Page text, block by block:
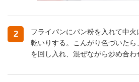
2
フライパンにパン粉を入れて中
乾いりする。こんがり色づいたら
を回し入れ、混ぜながら炒め合わ